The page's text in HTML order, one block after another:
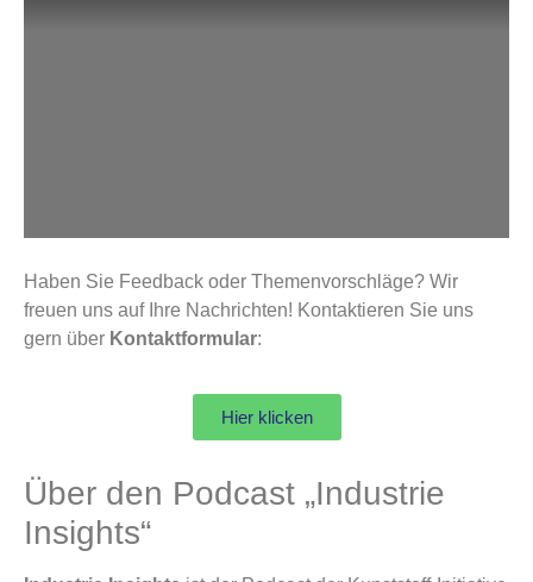
Haben Sie Feedback oder Themenvorschläge? Wir
freuen uns auf Ihre Nachrichten! Kontaktieren Sie uns
gern über Kontaktformular:
Hier klicken
Über den Podcast „Industrie
Insights“